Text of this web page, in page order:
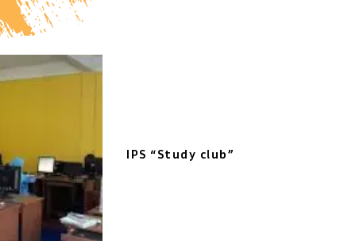
IPS “Study club”